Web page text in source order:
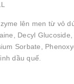
lên men từ vỏ
Decyl Glucoside,
Sorbate,
dầu quế.